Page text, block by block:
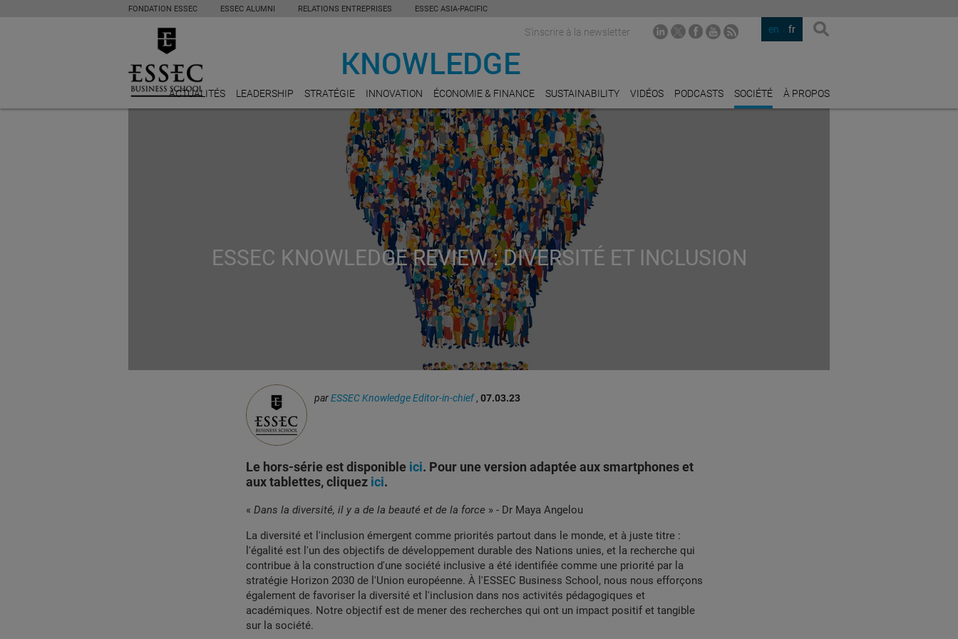
FONDATION ESSEC ESSEC ALUMNI RELATIONS ENTREPRISES ESSEC ASIA-PACIFIC
en fr
S'inscrire à la newsletter
ACTUALITÉS LEADERSHIP STRATÉGIE INNOVATION ÉCONOMIE & FINANCE SUSTAINABILITY VIDÉOS PODCASTS SOCIÉTÉ À PROPOS
ESSEC KNOWLEDGE REVIEW : DIVERSITÉ ET INCLUSION
parESSEC Knowledge Editor-in-chief, 07.03.23
Le hors-série est disponible ici. Pour une version adaptée aux smartphones et
aux tablettes, cliquez ici.
« Dans la diversité, il y a de la beauté et de la force » - Dr Maya Angelou
La diversité et l'inclusion émergent comme priorités partout dans le monde, et à juste titre :
l'égalité est l'un des objectifs de développement durable des Nations unies, et la recherche qui
contribue à la construction d'une société inclusive a été identifiée comme une priorité par la
stratégie Horizon 2030 de l'Union européenne. À l'ESSEC Business School, nous nous efforçons
également de favoriser la diversité et l'inclusion dans nos activités pédagogiques et
académiques. Notre objectif est de mener des recherches qui ont un impact positif et tangible
sur la société.